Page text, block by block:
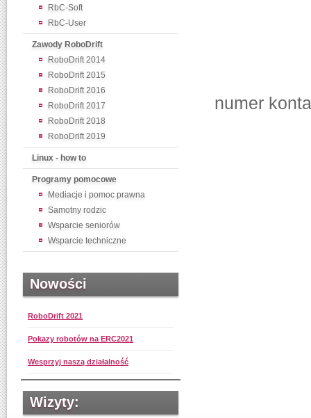
RbC-Soft
RbC-User
Zawody RoboDrift
RoboDrift 2014
RoboDrift 2015
RoboDrift 2016
RoboDrift 2017
RoboDrift 2018
RoboDrift 2019
Linux - how to
Programy pomocowe
Mediacje i pomoc prawna
Samotny rodzic
Wsparcie seniorów
Wsparcie techniczne
Nowości
RoboDrift 2021
Pokazy robotów na ERC2021
Wesprzyj naszą działalność
Wizyty:
numer